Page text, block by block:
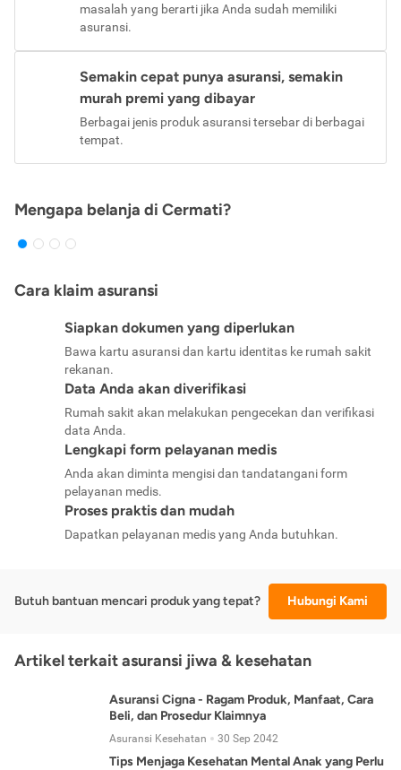
masalah yang berarti jika Anda sudah memiliki
asuransi.
Semakin cepat punya asuransi, semakin
murah premi yang dibayar
Berbagai jenis produk asuransi tersebar di berbagai
tempat.
Mengapa belanja di Cermati?
Cara klaim asuransi
Siapkan dokumen yang diperlukan
Bawa kartu asuransi dan kartu identitas ke rumah sakit
rekanan.
Data Anda akan diverifikasi
Rumah sakit akan melakukan pengecekan dan verifikasi
data Anda.
Lengkapi form pelayanan medis
Anda akan diminta mengisi dan tandatangani form
pelayanan medis.
Proses praktis dan mudah
Dapatkan pelayanan medis yang Anda butuhkan.
Butuh bantuan mencari produk yang tepat? Hubungi Kami
Artikel terkait asuransi jiwa & kesehatan
Asuransi Cigna - Ragam Produk, Manfaat, Cara
Beli, dan Prosedur Klaimnya
Asuransi Kesehatan 30 Sep 2042
Tips Menjaga Kesehatan Mental Anak yang Perlu